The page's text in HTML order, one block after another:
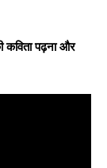
कविता पढ़ना और